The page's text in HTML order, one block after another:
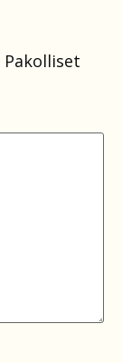
Pakolliset